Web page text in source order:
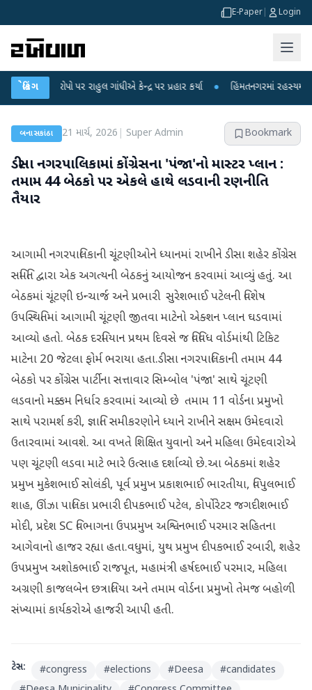
E-Paper Login
બ્રેકિંગ
આરોપો પર રાહુલ ગાંધીએ કેન્દ્ર પર પ્રહાર કર્યા ● હિંમતનગરમાં રહસ્યમય વાયરસ કે
બનાસકાંઠા 21 માર્ચ, 2026 Super Admin Bookmark
ડીસા નગરપાલિકામાં કોંગ્રેસના 'પંજા'નો માસ્ટર પ્લાન :
તમામ 44 બેઠકો પર એકલે હાથે લડવાની રણનીતિ
તૈયાર
આગામી નગરપાલિકાની ચૂંટણીઓને ધ્યાનમાં રાખીને ડીસા શહેર કોંગ્રેસ
સમિતિ દ્વારા એક અગત્યની બેઠકનું આયોજન કરવામાં આવ્યું હતું. આ
બેઠકમાં ચૂંટણી ઇન્ચાર્જ અને પ્રભારી સુરેશભાઈ પટેલની વિશેષ
ઉપસ્થિતિમાં આગામી ચૂંટણી જીતવા માટેનો એક્શન પ્લાન ઘડવામાં
આવ્યો હતો. બેઠક દરમિયાન પ્રથમ દિવસે જ વિવિધ વોર્ડમાંથી ટિકિટ
માટેના 20 જેટલા ફોર્મ ભરાયા હતા. ​ડીસા નગરપાલિકાની તમામ 44
બેઠકો પર કોંગ્રેસ પાર્ટીના સત્તાવાર સિમ્બોલ 'પંજા' સાથે ચૂંટણી
લડવાનો મક્કમ નિર્ધાર કરવામાં આવ્યો છે તમામ 11 વોર્ડના પ્રમુખો
સાથે પરામર્શ કરી, જ્ઞાતિ સમીકરણોને ધ્યાને રાખીને સક્ષમ ઉમેદવારો
ઉતારવામાં આવશે. આ વખતે શિક્ષિત યુવાનો અને મહિલા ઉમેદવારોએ
પણ ચૂંટણી લડવા માટે ભારે ઉત્સાહ દર્શાવ્યો છે. ​આ બેઠકમાં શહેર
પ્રમુખ મુકેશભાઈ સોલંકી, પૂર્વ પ્રમુખ પ્રકાશભાઈ ભારતીયા, વિપુલભાઈ
શાહ, ઊંઝા પાલિકા પ્રભારી દીપકભાઈ પટેલ, કોર્પોરેટર જગદીશભાઈ
મોદી, પ્રદેશ SC વિભાગના ઉપપ્રમુખ અશ્વિનભાઈ પરમાર સહિતના
આગેવાનો હાજર રહ્યા હતા.​વધુમાં, યુથ પ્રમુખ દીપકભાઈ રબારી, શહેર
ઉપપ્રમુખ અશોકભાઈ રાજપૂત, મહામંત્રી હર્ષદભાઈ પરમાર, મહિલા
અગ્રણી કાજલબેન છત્રાલિયા અને તમામ વોર્ડના પ્રમુખો તેમજ બહોળી
સંખ્યામાં કાર્યકરોએ હાજરી આપી હતી.
ટેગ્સ: #congress #elections #Deesa #candidates